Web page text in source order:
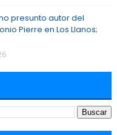
presunto autor del
Pierre en Los Llanos;